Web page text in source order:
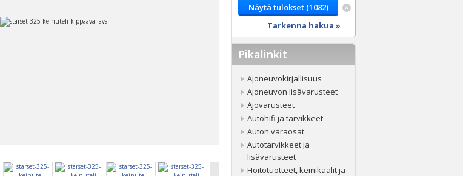
Tarkenna hakua »
Pikalinkit
Ajoneuvokirjallisuus
Ajoneuvon lisävarusteet
Ajovarusteet
Autohifi ja tarvikkeet
Auton varaosat
Autotarvikkeet ja
lisävarusteet
Hoitotuotteet, kemikaalit ja